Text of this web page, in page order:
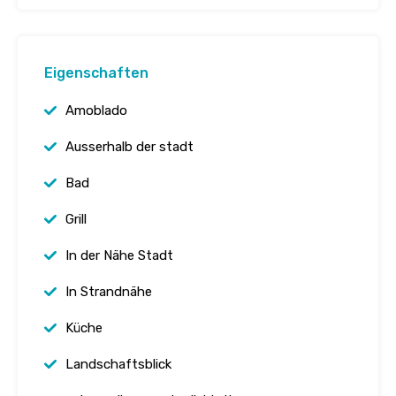
Eigenschaften
Amoblado
Ausserhalb der stadt
Bad
Grill
In der Nähe Stadt
In Strandnähe
Küche
Landschaftsblick